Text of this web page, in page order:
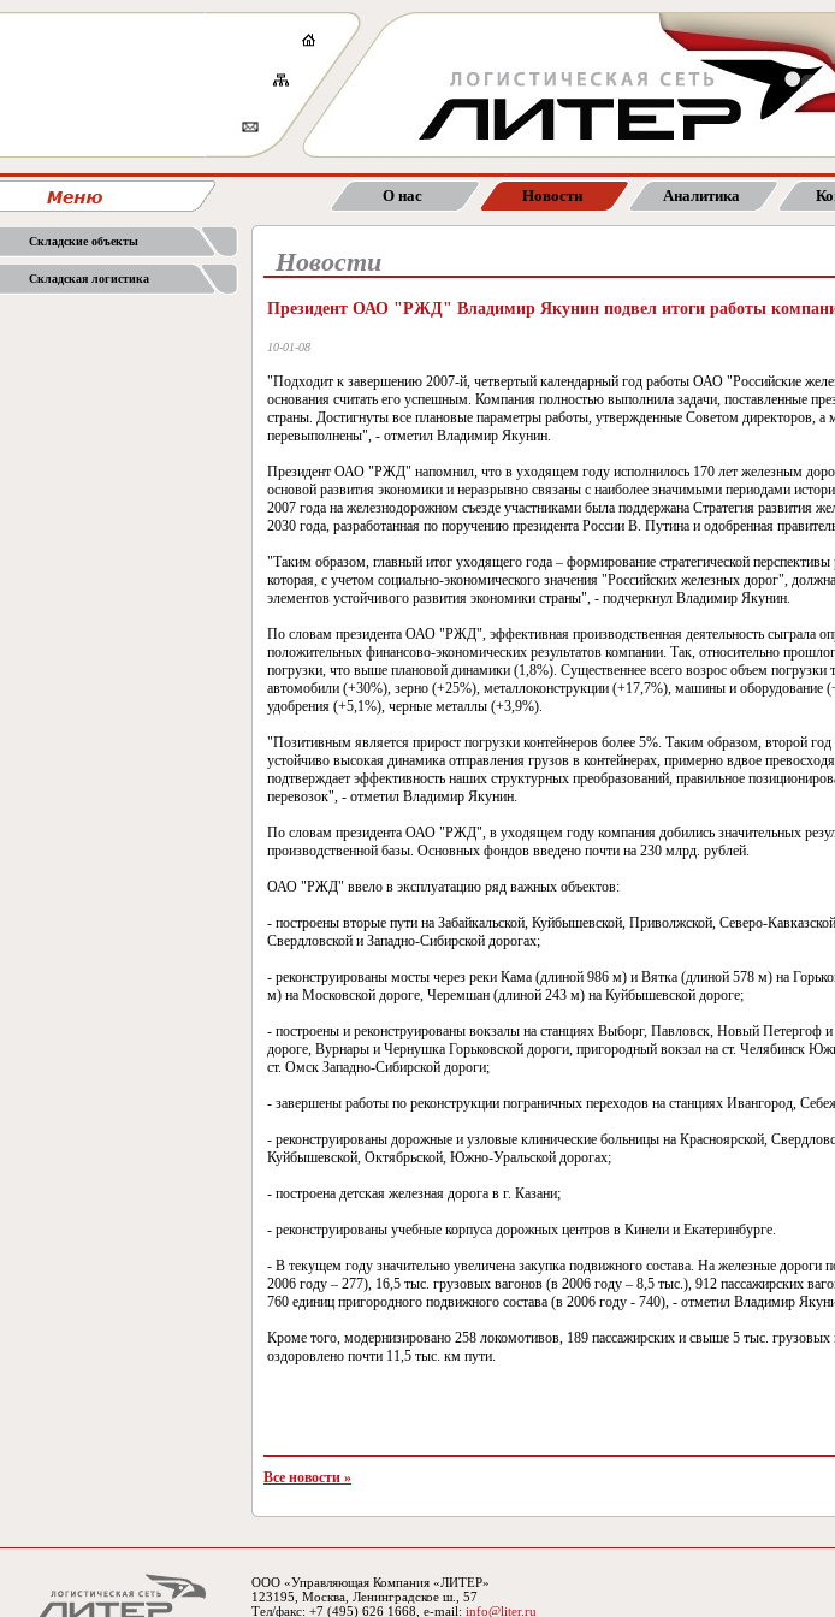
О нас Новости Аналитика
Складские объекты
Складская логистика
Новости
Президент ОАО "РЖД" Владимир Якунин подвел итоги работы
10-01-08
"Подходит к завершению 2007-й, четвертый календарный год работы ОАО "Российские
основания считать его успешным. Компания полностью выполнила задачи, поставленные
страны. Достигнуты все плановые параметры работы, утвержденные Советом директоров, а
перевыполнены", - отметил Владимир Якунин.
Президент ОАО "РЖД" напомнил, что в уходящем году исполнилось 170 лет железным
основой развития экономики и неразрывно связаны с наиболее значимыми периодами
2007 года на железнодорожном съезде участниками была поддержана Стратегия развития
2030 года, разработанная по поручению президента России В. Путина и одобренная
"Таким образом, главный итог уходящего года – формирование стратегической
которая, с учетом социально-экономического значения "Российских железных дорог",
элементов устойчивого развития экономики страны", - подчеркнул Владимир Якунин.
По словам президента ОАО "РЖД", эффективная производственная деятельность сыграла
положительных финансово-экономических результатов компании. Так, относительно
погрузки, что выше плановой динамики (1,8%). Существеннее всего возрос объем погрузки
автомобили (+30%), зерно (+25%), металлоконструкции (+17,7%), машины и оборудование
удобрения (+5,1%), черные металлы (+3,9%).
"Позитивным является прирост погрузки контейнеров более 5%. Таким образом, второй год
устойчиво высокая динамика отправления грузов в контейнерах, примерно вдвое
подтверждает эффективность наших структурных преобразований, правильное
перевозок", - отметил Владимир Якунин.
По словам президента ОАО "РЖД", в уходящем году компания добились значительных
производственной базы. Основных фондов введено почти на 230 млрд. рублей.
ОАО "РЖД" ввело в эксплуатацию ряд важных объектов:
- построены вторые пути на Забайкальской, Куйбышевской, Приволжской, Северо-
Свердловской и Западно-Сибирской дорогах;
- реконструированы мосты через реки Кама (длиной 986 м) и Вятка (длиной 578 м) на
м) на Московской дороге, Черемшан (длиной 243 м) на Куйбышевской дороге;
- построены и реконструированы вокзалы на станциях Выборг, Павловск, Новый Петергоф
дороге, Вурнары и Чернушка Горьковской дороги, пригородный вокзал на ст. Челябинск
ст. Омск Западно-Сибирской дороги;
- завершены работы по реконструкции пограничных переходов на станциях Ивангород,
- реконструированы дорожные и узловые клинические больницы на Красноярской,
Куйбышевской, Октябрьской, Южно-Уральской дорогах;
- построена детская железная дорога в г. Казани;
- реконструированы учебные корпуса дорожных центров в Кинели и Екатеринбурге.
- В текущем году значительно увеличена закупка подвижного состава. На железные дороги
2006 году – 277), 16,5 тыс. грузовых вагонов (в 2006 году – 8,5 тыс.), 912 пассажирских
760 единиц пригородного подвижного состава (в 2006 году - 740), - отметил Владимир
Кроме того, модернизировано 258 локомотивов, 189 пассажирских и свыше 5 тыс.
оздоровлено почти 11,5 тыс. км пути.
Все новости »
ООО «Управляющая Компания «ЛИТЕР»
123195, Москва, Ленинградское ш., 57
Тел/факс: +7 (495) 626 1668, e-mail: info@liter.ru